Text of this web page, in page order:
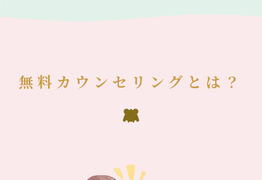
無料カウンセリングとは？